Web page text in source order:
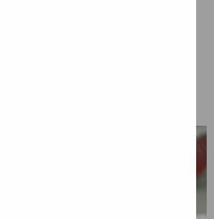
Onkologii, Chemioterapii i
w Samodzielnym Publicznym
im. prof. Tadeusza